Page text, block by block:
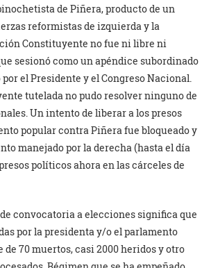
de Piñera, producto de un
reformistas de izquierda y la
Constituyente no fue ni libre ni
sesionó como un apéndice subordinado
el Presidente y el Congreso Nacional.
tutelada no pudo resolver ninguno de
Un intento de liberar a los presos
popular contra Piñera fue bloqueado y
manejado por la derecha (hasta el día
políticos ahora en las cárceles de
convocatoria a elecciones significa que
por la presidenta y/o el parlamento
de 70 muertos, casi 2000 heridos y otro